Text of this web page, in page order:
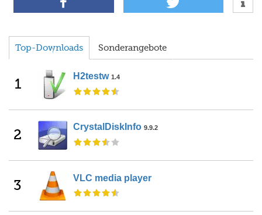
Top-Downloads Sonderangebote
1 H2testw 1.4
2 CrystalDiskInfo 9.9.2
3 VLC media player